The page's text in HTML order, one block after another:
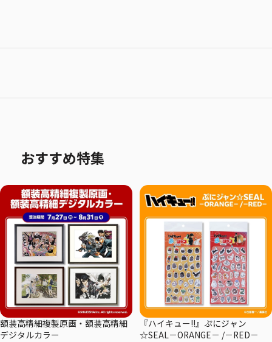
おすすめ特集
額装高精細複製原画・額装高精細
デジタルカラー
『ハイキュー!!』ぷにジャン
☆SEAL－ORANGE－ /－RED－